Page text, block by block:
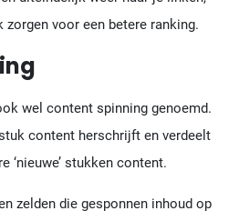
voor een betere ranking.
wel content spinning genoemd.
content herschrijft en verdeelt
‘nieuwe’ stukken content.
zelden die gesponnen inhoud op